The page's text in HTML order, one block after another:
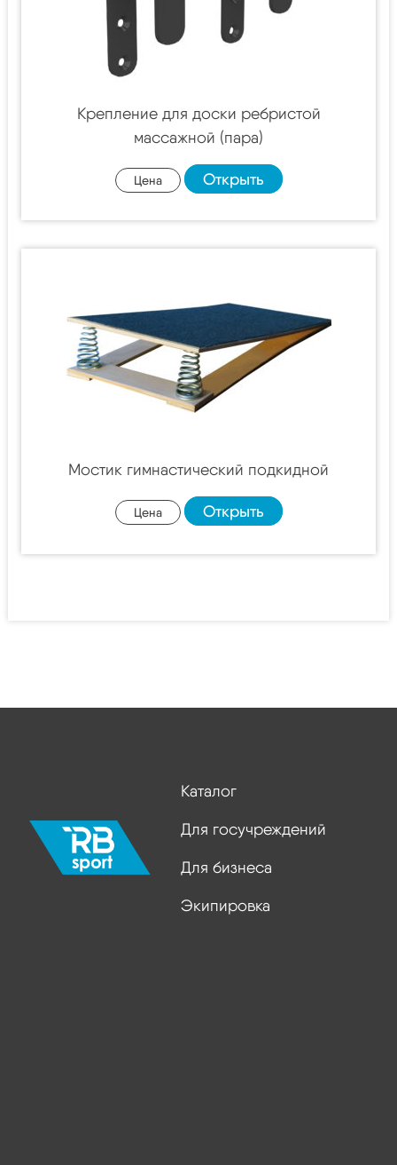
Крепление для доски ребристой
массажной (пара)
Цена Открыть
Мостик гимнастический подкидной
Цена Открыть
Каталог
Для госучреждений
Для бизнеса
Экипировка